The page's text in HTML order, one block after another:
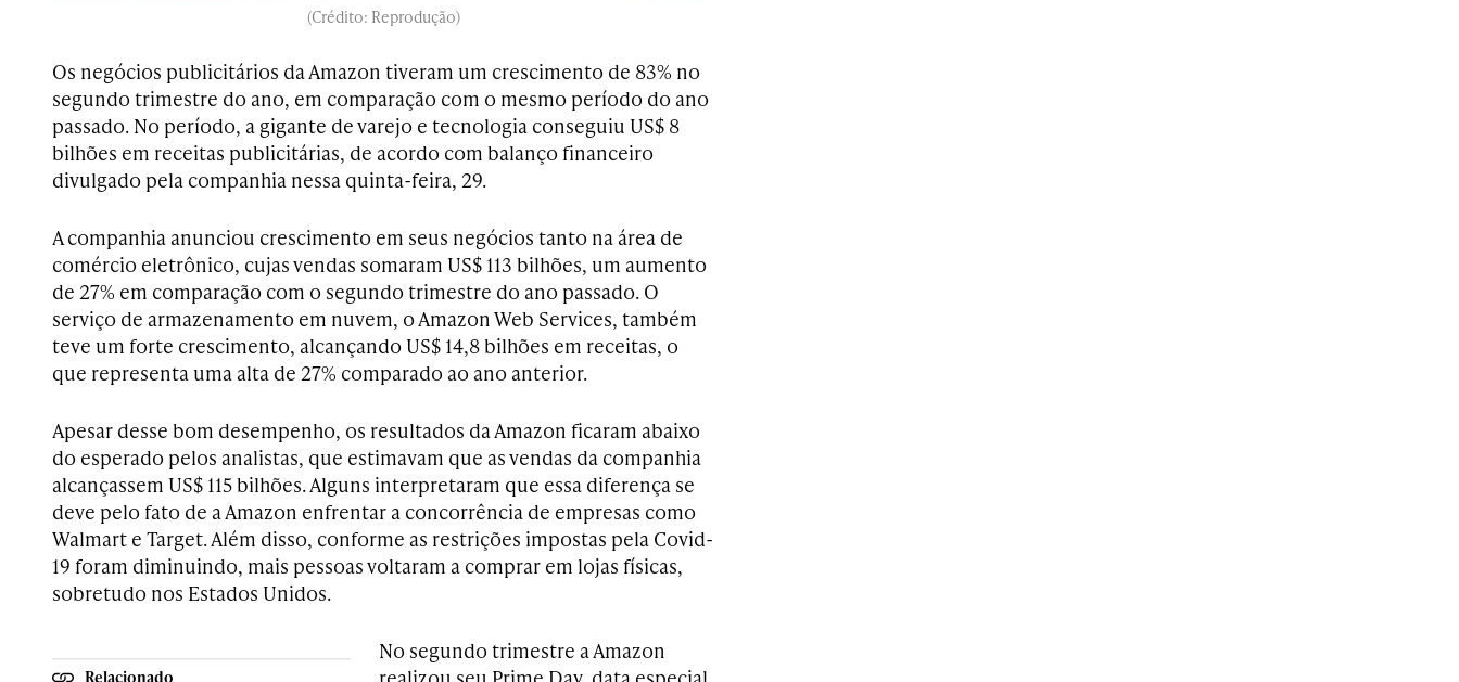
(Crédito: Reprodução)
Os negócios publicitários da Amazon tiveram um crescimento de 83% no
segundo trimestre do ano, em comparação com o mesmo período do ano
passado. No período, a gigante de varejo e tecnologia conseguiu US$ 8
bilhões em receitas publicitárias, de acordo com balanço financeiro
divulgado pela companhia nessa quinta-feira, 29.
A companhia anunciou crescimento em seus negócios tanto na área de
comércio eletrônico, cujas vendas somaram US$ 113 bilhões, um aumento
de 27% em comparação com o segundo trimestre do ano passado. O
serviço de armazenamento em nuvem, o Amazon Web Services, também
teve um forte crescimento, alcançando US$ 14,8 bilhões em receitas, o
que representa uma alta de 27% comparado ao ano anterior.
Apesar desse bom desempenho, os resultados da Amazon ficaram abaixo
do esperado pelos analistas, que estimavam que as vendas da companhia
alcançassem US$ 115 bilhões. Alguns interpretaram que essa diferença se
deve pelo fato de a Amazon enfrentar a concorrência de empresas como
Walmart e Target. Além disso, conforme as restrições impostas pela Covid-
19 foram diminuindo, mais pessoas voltaram a comprar em lojas físicas,
sobretudo nos Estados Unidos.
Relacionado
No segundo trimestre a Amazon
realizou seu Prime Day, data especial